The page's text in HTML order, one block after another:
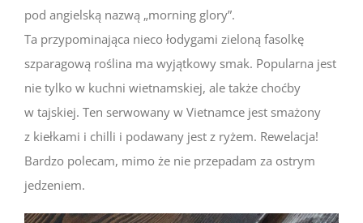
pod angielską nazwą „morning glory”.
Ta przypominająca nieco łodygami zieloną fasolkę
szparagową roślina ma wyjątkowy smak. Popularna jest
nie tylko w kuchni wietnamskiej, ale także choćby
w tajskiej. Ten serwowany w Vietnamce jest smażony
z kiełkami i chilli i podawany jest z ryżem. Rewelacja!
Bardzo polecam, mimo że nie przepadam za ostrym
jedzeniem.